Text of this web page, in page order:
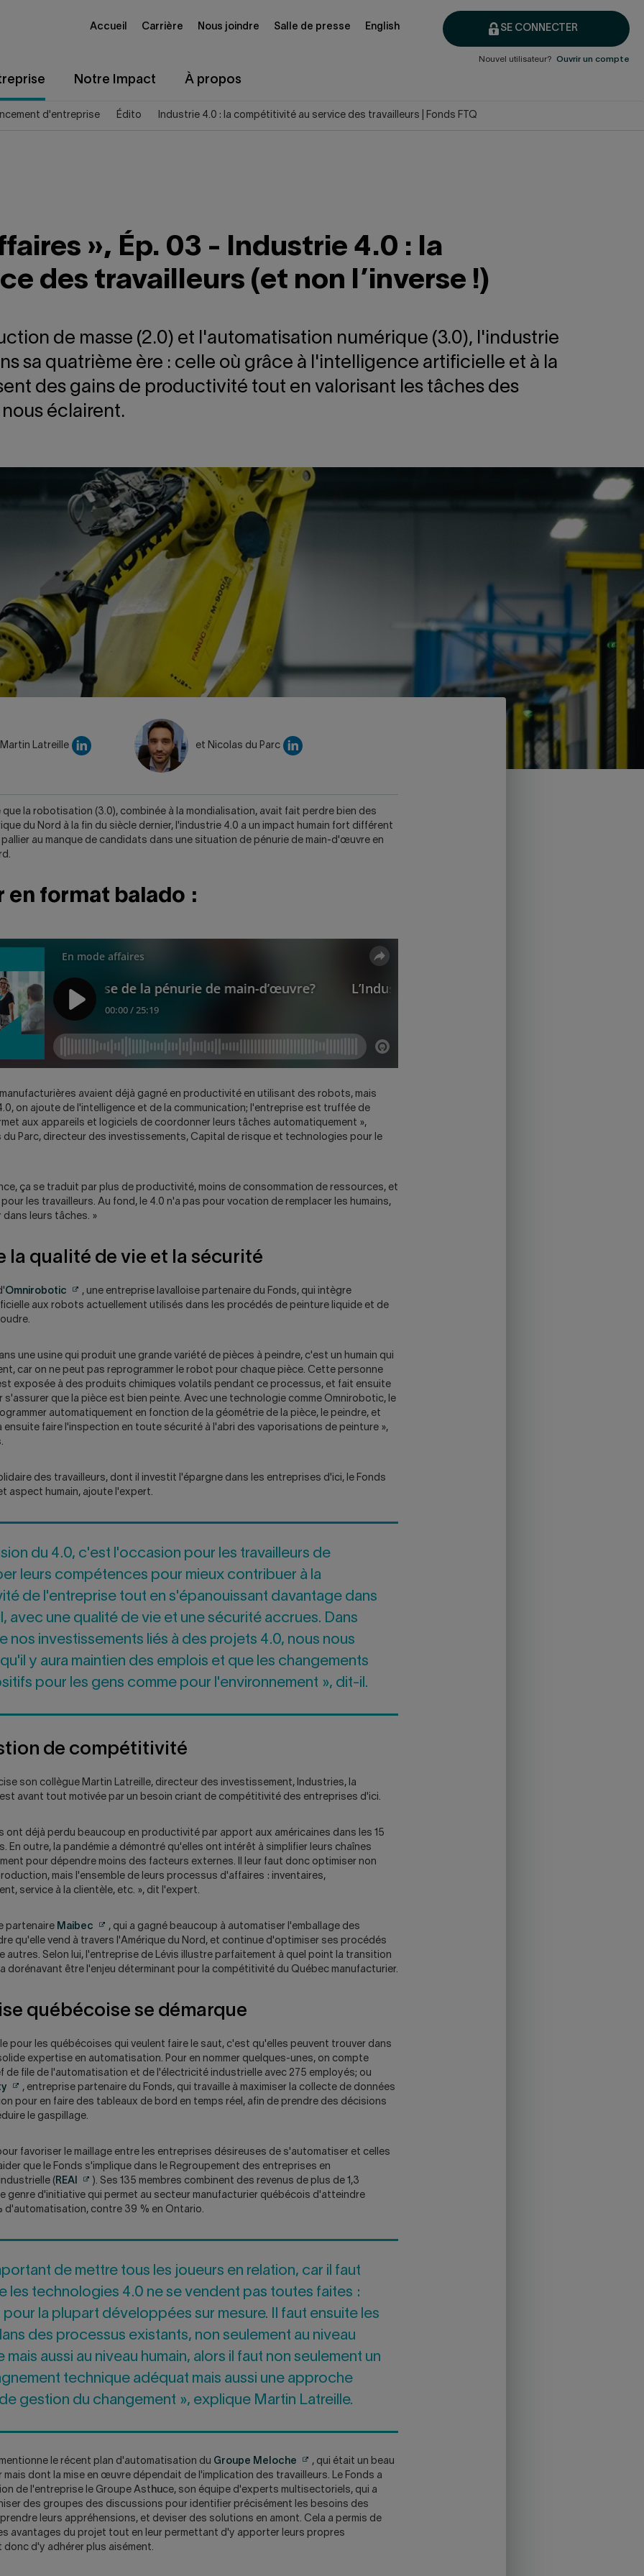
SE CONNECTER
Notre Impact À propos
Nouvel utilisateur? Ouvrir un compte
Accueil Carrière Nous joindre Salle de presse English
d'entreprise Édito Industrie 4.0 : la compétitivité au service des travailleurs | Fonds FTQ
», Ép. 03 - Industrie 4.0 : la
des travailleurs (et non l’inverse !)
de masse (2.0) et l'automatisation numérique (3.0), l'industrie
sa quatrième ère : celle où grâce à l'intelligence artificielle et à la
des gains de productivité tout en valorisant les tâches des
éclairent.
Latreille
Attention, ce lien ouvrira un nouvel onglet.
et Nicolas du Parc
que la robotisation (3.0), combinée à la mondialisation, avait fait perdre bien des
du Nord à la fin du siècle dernier, l'industrie 4.0 a un impact humain fort différent
au manque de candidats dans une situation de pénurie de main-d'œuvre en
en format balado :
avaient déjà gagné en productivité en utilisant des robots, mais
on ajoute de l'intelligence et de la communication; l'entreprise est truffée de
aux appareils et logiciels de coordonner leurs tâches automatiquement »,
du Parc, directeur des investissements, Capital de risque et technologies pour le
ça se traduit par plus de productivité, moins de consommation de ressources, et
les travailleurs. Au fond, le 4.0 n'a pas pour vocation de remplacer les humains,
dans leurs tâches. »
la qualité de vie et la sécurité
Omnirobotic Attention,
ce
nouvel
onglet.
, une entreprise lavalloise partenaire du Fonds, qui intègre
aux robots actuellement utilisés dans les procédés de peinture liquide et de
une usine qui produit une grande variété de pièces à peindre, c'est un humain qui
car on ne peut pas reprogrammer le robot pour chaque pièce. Cette personne
exposée à des produits chimiques volatils pendant ce processus, et fait ensuite
s'assurer que la pièce est bien peinte. Avec une technologie comme Omnirobotic, le
automatiquement en fonction de la géométrie de la pièce, le peindre, et
ensuite faire l'inspection en toute sécurité à l'abri des vaporisations de peinture »,
des travailleurs, dont il investit l'épargne dans les entreprises d'ici, le Fonds
aspect humain, ajoute l'expert.
du 4.0, c'est l'occasion pour les travailleurs de
leurs compétences pour mieux contribuer à la
de l'entreprise tout en s'épanouissant davantage dans
avec une qualité de vie et une sécurité accrues. Dans
nos investissements liés à des projets 4.0, nous nous
y aura maintien des emplois et que les changements
pour les gens comme pour l'environnement », dit-il.
de compétitivité
son collègue Martin Latreille, directeur des investissement, Industries, la
avant tout motivée par un besoin criant de compétitivité des entreprises d'ici.
ont déjà perdu beaucoup en productivité par apport aux américaines dans les 15
En outre, la pandémie a démontré qu'elles ont intérêt à simplifier leurs chaînes
pour dépendre moins des facteurs externes. Il leur faut donc optimiser non
mais l'ensemble de leurs processus d'affaires : inventaires,
service à la clientèle, etc. », dit l'expert.
partenaire Maibec Attention,
ce
lien
ouvrira
onglet.
, qui a gagné beaucoup à automatiser l'emballage des
qu'elle vend à travers l'Amérique du Nord, et continue d'optimiser ses procédés
autres. Selon lui, l'entreprise de Lévis illustre parfaitement à quel point la transition
dorénavant être l'enjeu déterminant pour la compétitivité du Québec manufacturier.
québécoise se démarque
pour les québécoises qui veulent faire le saut, c'est qu'elles peuvent trouver dans
expertise en automatisation. Pour en nommer quelques-unes, on compte
de file de l'automatisation et de l'électricité industrielle avec 275 employés; ou
Attention,
ce
lien
onglet.
, entreprise partenaire du Fonds, qui travaille à maximiser la collecte de données
pour en faire des tableaux de bord en temps réel, afin de prendre des décisions
le gaspillage.
favoriser le maillage entre les entreprises désireuses de s'automatiser et celles
que le Fonds s'implique dans le Regroupement des entreprises en
( REAI
Attention,
ce
lien
un
onglet.
). Ses 135 membres combinent des revenus de plus de 1,3
genre d'initiative qui permet au secteur manufacturier québécois d'atteindre
d'automatisation, contre 39 % en Ontario.
de mettre tous les joueurs en relation, car il faut
les technologies 4.0 ne se vendent pas toutes faites :
pour la plupart développées sur mesure. Il faut ensuite les
des processus existants, non seulement au niveau
mais aussi au niveau humain, alors il faut non seulement un
technique adéquat mais aussi une approche
gestion du changement », explique Martin Latreille.
le récent plan d'automatisation du Groupe Meloche Attention,
ce
lien
ouvrira
un
nouvel
, qui était un beau
mais dont la mise en œuvre dépendait de l'implication des travailleurs. Le Fonds a
de l'entreprise le Groupe Ast huce, son équipe d'experts multisectoriels, qui a
des groupes des discussions pour identifier précisément les besoins des
leurs appréhensions, et deviser des solutions en amont. Cela a permis de
avantages du projet tout en leur permettant d'y apporter leurs propres
donc d'y adhérer plus aisément.